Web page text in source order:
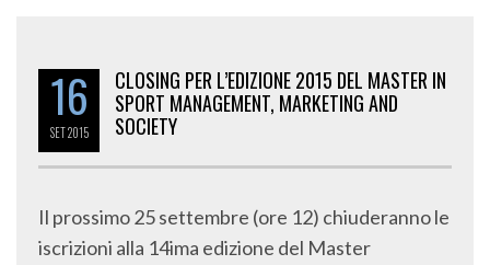
16
SET2015
CLOSING PER L’EDIZIONE 2015 DEL MASTER IN
SPORT MANAGEMENT, MARKETING AND
SOCIETY
Il prossimo 25 settembre (ore 12) chiuderanno le
iscrizioni alla 14ima edizione del Master